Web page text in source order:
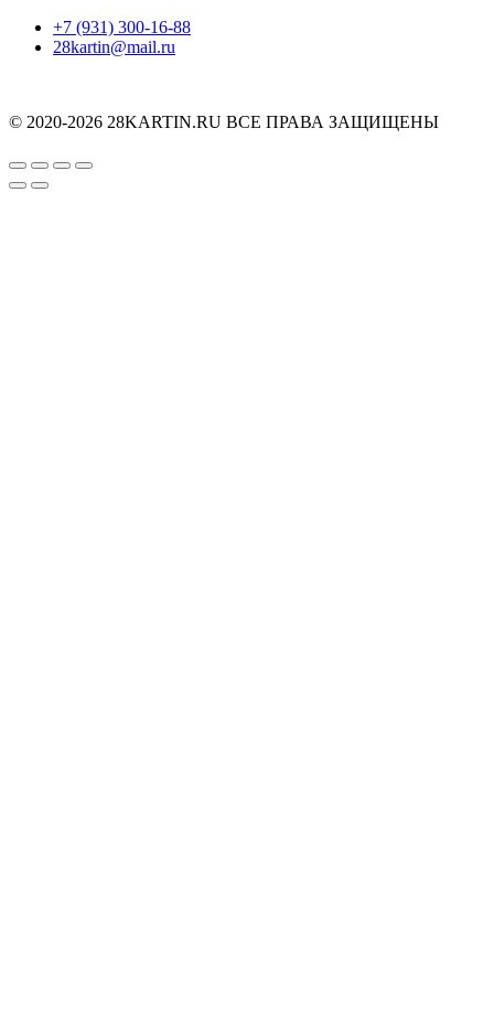
+7 (931) 300-16-88
28kartin@mail.ru
© 2020-2026 28KARTIN.RU ВСЕ ПРАВА ЗАЩИЩЕНЫ